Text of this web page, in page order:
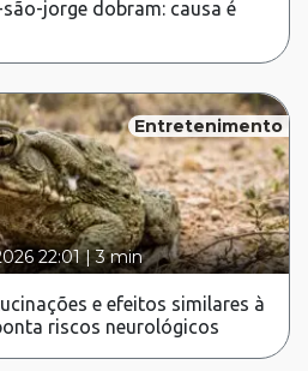
jorge dobram: causa é
Entretenimento
22:01|3 min
e efeitos similares à
riscos neurológicos